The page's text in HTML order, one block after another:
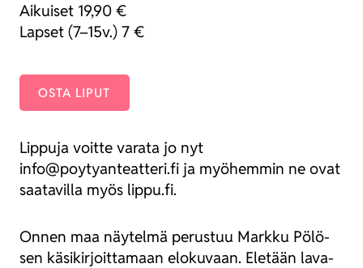
Aikui­set 19,90 €
Lap­set (7–15v.) 7 €
OSTA LIPUT
Lip­pu­ja voit­te vara­ta jo nyt
info@poytyanteatteri.fi ja myö­hem­min ne ovat
saa­ta­vil­la myös lippu.fi.
Onnen maa näy­tel­mä perus­tuu Mark­ku Pölö­
sen käsi­kir­joit­ta­maan elo­ku­vaan. Ele­tään lava­